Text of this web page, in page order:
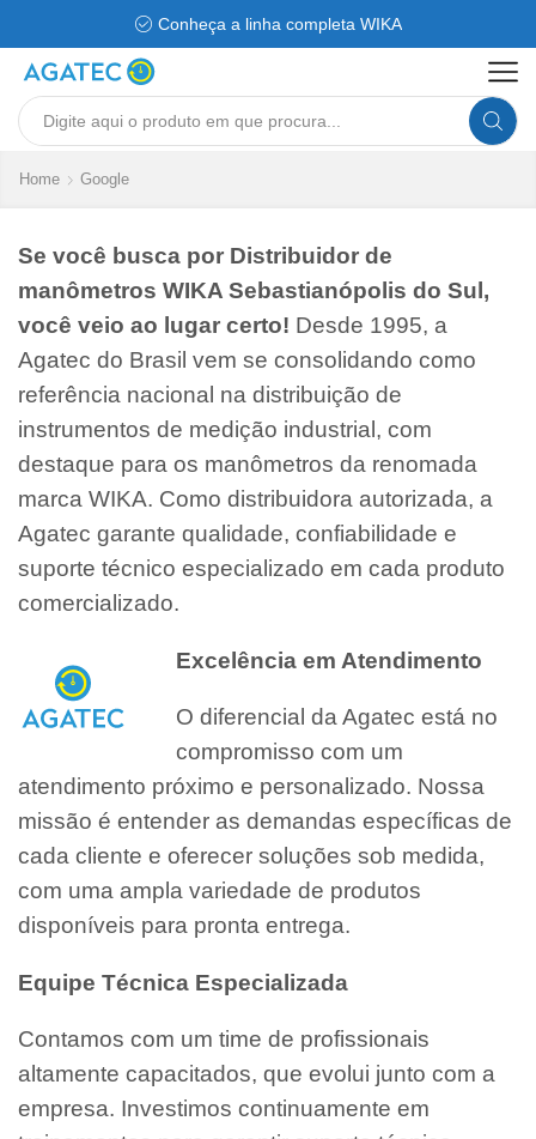
Conheça a linha completa WIKA
Search
Home Google
Se você busca por Distribuidor de
manômetros WIKA Sebastianópolis do Sul,
você veio ao lugar certo! Desde 1995, a
Agatec do Brasil vem se consolidando como
referência nacional na distribuição de
instrumentos de medição industrial, com
destaque para os manômetros da renomada
marca WIKA. Como distribuidora autorizada, a
Agatec garante qualidade, confiabilidade e
suporte técnico especializado em cada produto
comercializado.
Excelência em Atendimento
O diferencial da Agatec está no
compromisso com um
atendimento próximo e personalizado. Nossa
missão é entender as demandas específicas de
cada cliente e oferecer soluções sob medida,
com uma ampla variedade de produtos
disponíveis para pronta entrega.
Equipe Técnica Especializada
Contamos com um time de profissionais
altamente capacitados, que evolui junto com a
empresa. Investimos continuamente em